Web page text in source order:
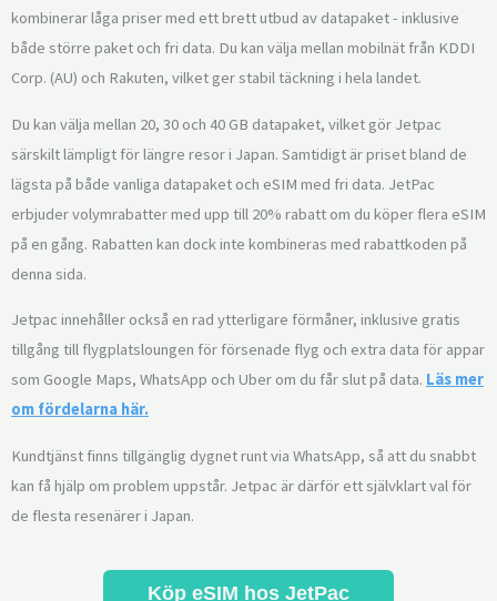
kombinerar låga priser med ett brett utbud av datapaket - inklusive
både större paket och fri data. Du kan välja mellan mobilnät från KDDI
Corp. (AU) och Rakuten, vilket ger stabil täckning i hela landet.
Du kan välja mellan 20, 30 och 40 GB datapaket, vilket gör Jetpac
särskilt lämpligt för längre resor i Japan. Samtidigt är priset bland de
lägsta på både vanliga datapaket och eSIM med fri data. JetPac
erbjuder volymrabatter med upp till 20% rabatt om du köper flera eSIM
på en gång. Rabatten kan dock inte kombineras med rabattkoden på
denna sida.
Jetpac innehåller också en rad ytterligare förmåner, inklusive gratis
tillgång till flygplatsloungen för försenade flyg och extra data för appar
som Google Maps, WhatsApp och Uber om du får slut på data. Läs mer
om fördelarna här.
Kundtjänst finns tillgänglig dygnet runt via WhatsApp, så att du snabbt
kan få hjälp om problem uppstår. Jetpac är därför ett självklart val för
de flesta resenärer i Japan.
Köp eSIM hos JetPac